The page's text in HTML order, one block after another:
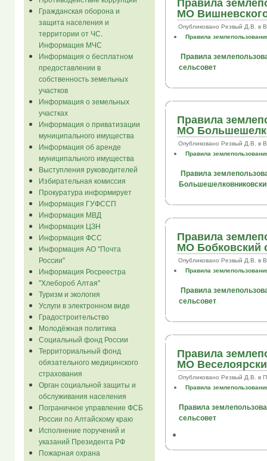
Гражданская оборона и
защита населения и
территории от ЧС.
Информация МЧС
Информация о бесплатном
предоставлении в
собственность земельных
участков
Информация о земельных
участках
Информация о приватизации
муниципального имущества
Информация об аренде
муниципального имущества
Выступления руководителей
Избирательная комиссия
Прокуратура информирует
Информация ГУФССП
Информация МВД
Информация ЦЗН
Информация ФСС
Информация АО "Почта
России"
Информация Росреестра
"Хлебороб Алтая"
Туризм и экология
Услуги в электронном виде
Градостроительство
Молодёжная политика
Социальный фонд России
Территориальный фонд
обязательного медицинского
страхования
Орган социальной защиты и
обслуживания населения
Пограничное управление ФСБ
России по Алтайскому краю
Исполнение поручений и
указаний Президента РФ
Пожарная охрана
МО
Опубликовано Резвый Д.В. в
Правила
Правила
сельсовет
Правила
МО
Опубликовано Резвый Д.В. в
Правила
Правила
Правила
МО Бобковский
Опубликовано Резвый Д.В. в
Правила
Правила
сельсовет
Правила
МО
Опубликовано Резвый Д.В. в
Правила
Правила
сельсовет